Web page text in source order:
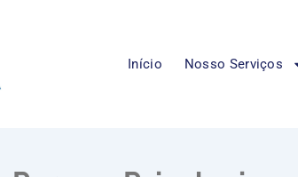
Início Nosso Serviços